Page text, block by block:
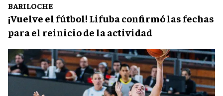
BARILOCHE
¡Vuelve el fútbol! Lifuba confirmó las fechas
para el reinicio de la actividad